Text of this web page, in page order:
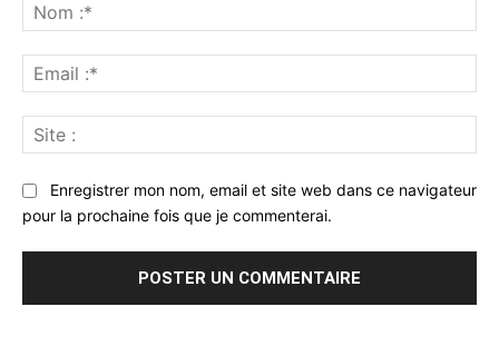
:*
:*
:
Enregistrer mon nom, email et site web dans ce navigateur
pour la prochaine fois que je commenterai.